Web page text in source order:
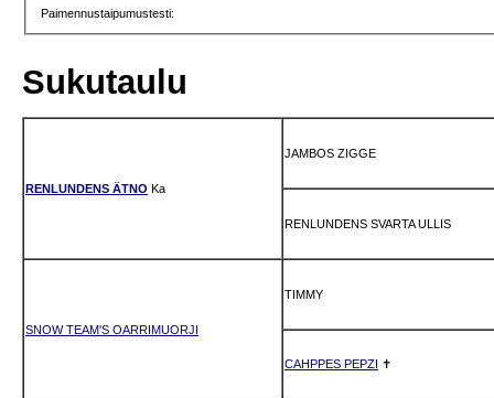
Paimennustaipumustesti:
Sukutaulu
RENLUNDENS ÄTNO Ka
JAMBOS ZIGGE
RENLUNDENS SVARTA ULLIS
SNOW TEAM'S OARRIMUORJI
TIMMY
CAHPPES PEPZI ✝